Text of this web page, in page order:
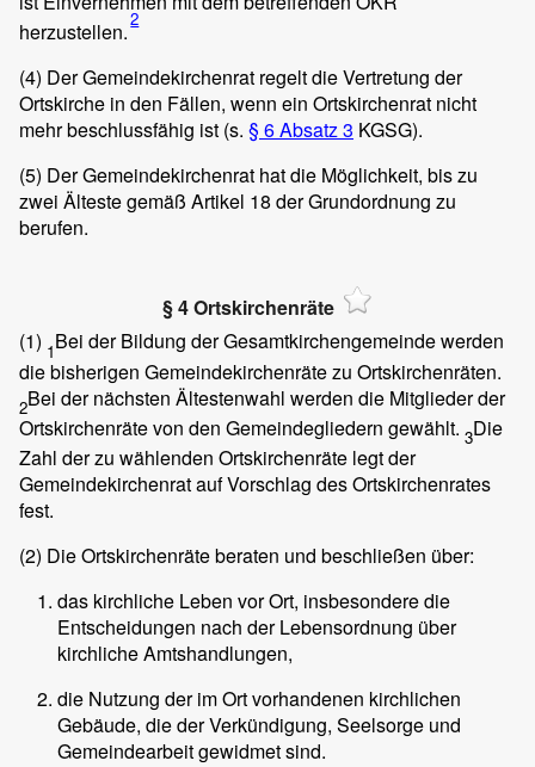
herzustellen.2
(4) Der Gemeindekirchenrat regelt die Vertretung der
Ortskirche in den Fällen, wenn ein Ortskirchenrat nicht
mehr beschlussfähig ist (s. § 6 Absatz 3 KGSG).
(5) Der Gemeindekirchenrat hat die Möglichkeit, bis zu
zwei Älteste gemäß Artikel 18 der Grundordnung zu
berufen.
§ 4 Ortskirchenräte
(1) 1Bei der Bildung der Gesamtkirchengemeinde werden
die bisherigen Gemeindekirchenräte zu Ortskirchenräten.
2Bei der nächsten Ältestenwahl werden die Mitglieder der
Ortskirchenräte von den Gemeindegliedern gewählt. 3Die
Zahl der zu wählenden Ortskirchenräte legt der
Gemeindekirchenrat auf Vorschlag des Ortskirchenrates
fest.
(2) Die Ortskirchenräte beraten und beschließen über:
das kirchliche Leben vor Ort, insbesondere die
Entscheidungen nach der Lebensordnung über
kirchliche Amtshandlungen,
die Nutzung der im Ort vorhandenen kirchlichen
Gebäude, die der Verkündigung, Seelsorge und
Gemeindearbeit gewidmet sind.